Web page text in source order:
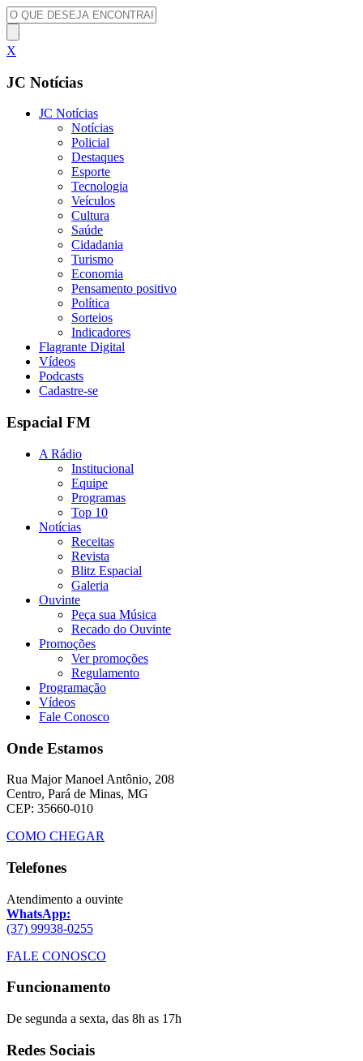
X
JC Notícias
JC Notícias
Notícias
Policial
Destaques
Esporte
Tecnologia
Veículos
Cultura
Saúde
Cidadania
Turismo
Economia
Pensamento positivo
Política
Sorteios
Indicadores
Flagrante Digital
Vídeos
Podcasts
Cadastre-se
Espacial FM
A Rádio
Institucional
Equipe
Programas
Top 10
Notícias
Receitas
Revista
Blitz Espacial
Galeria
Ouvinte
Peça sua Música
Recado do Ouvinte
Promoções
Ver promoções
Regulamento
Programação
Vídeos
Fale Conosco
Onde Estamos
Rua Major Manoel Antônio, 208
Centro, Pará de Minas, MG
CEP: 35660-010
COMO CHEGAR
Telefones
Atendimento a ouvinte
WhatsApp:
(37) 99938-0255
FALE CONOSCO
Funcionamento
De segunda a sexta, das 8h as 17h
Redes Sociais